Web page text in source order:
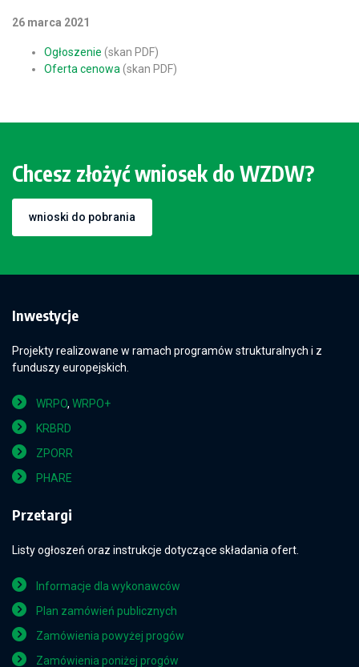
26 marca 2021
Ogłoszenie (skan PDF)
Oferta cenowa (skan PDF)
Chcesz złożyć wniosek do WZDW?
wnioski do pobrania
Inwestycje
Projekty realizowane w ramach programów strukturalnych i z
funduszy europejskich.
WRPO, WRPO+
KRBRD
ZPORR
PHARE
Przetargi
Listy ogłoszeń oraz instrukcje dotyczące składania ofert.
Informacje dla wykonawców
Plan zamówień publicznych
Zamówienia powyżej progów
Zamówienia poniżej progów